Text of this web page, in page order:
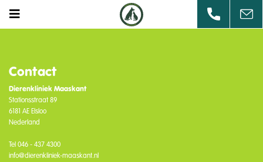
Contact
Dierenkliniek Maaskant
Stationsstraat 89
6181 AE Elsloo
Nederland
Tel046 - 437 4300
info@dierenkliniek-maaskant.nl